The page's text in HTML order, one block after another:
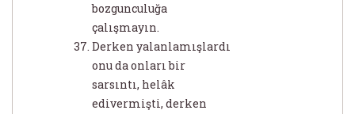
bozgunculuğa
çalışmayın.
Derken yalanlamışlardı
onu da onları bir
sarsıntı, helâk
edivermişti, derken